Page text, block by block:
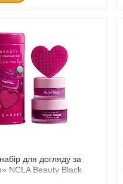
для догляду за
NCLA Beauty Black